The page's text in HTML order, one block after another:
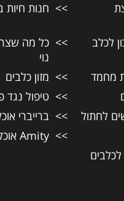
חנות חיות
לכלב
כל מה
נוי
מזון כלבים
טיפול נגד
לחתול
ברייברי
Amity אוכל לכלבים
לכלבים